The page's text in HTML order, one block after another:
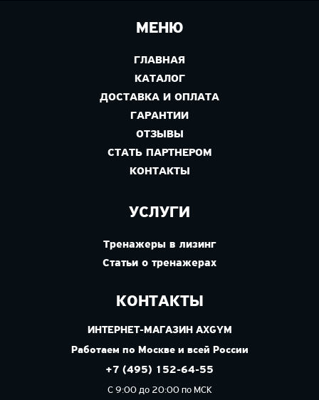
МЕНЮ
ГЛАВНАЯ
КАТАЛОГ
ДОСТАВКА И ОПЛАТА
ГАРАНТИИ
ОТЗЫВЫ
СТАТЬ ПАРТНЕРОМ
КОНТАКТЫ
УСЛУГИ
Тренажеры в лизинг
Статьи о тренажерах
КОНТАКТЫ
ИНТЕРНЕТ-МАГАЗИН AXGYM
Работаем по Москве и всей России
+7 (495) 152-64-55
С 9:00 до 20:00 по МСК